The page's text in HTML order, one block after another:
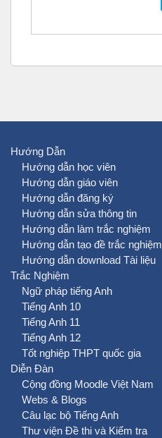
Hướng Dẫn
Hướng dẫn học viên
Hướng dẫn giáo viên
Hướng dẫn đăng ký
Hướng dẫn sửa thông tin
Hướng dẫn làm trắc nghiệm
Hướng dẫn tạo đề trắc nghiệm
Hướng dẫn download Tài liệu
Trắc Nghiệm
Ngữ pháp tiếng Anh
Tiếng Anh 10
Tiếng Anh 11
Tiếng Anh 12
Tốt nghiệp THPT quốc gia
Diễn Đàn
Cộng đồng Moodle Việt Nam
Webs & Blogs
Câu lạc bộ Tiếng Anh
Thư viện Đề thi và Kiểm tra